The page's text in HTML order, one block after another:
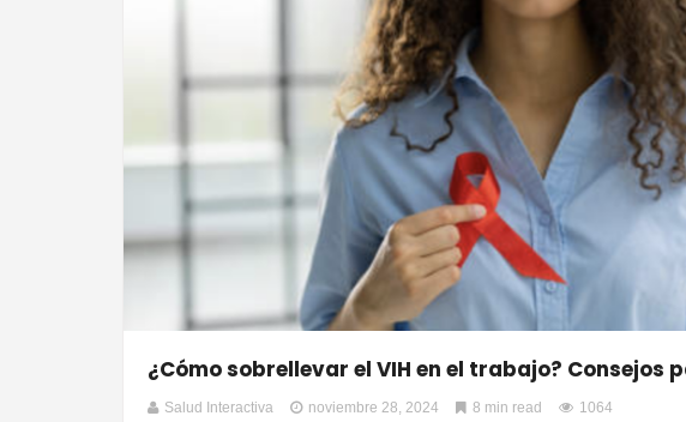
¿Cómo sobrellevar el VIH en el trabajo?
Salud Interactiva noviembre 28, 2024 8 min read 1064